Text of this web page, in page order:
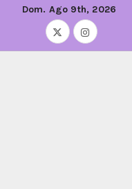
Dom. Ago 9th, 2026